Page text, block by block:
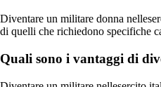
Diventare un militare donna
di quelli che richiedono specifiche
Quali sono i vantaggi di